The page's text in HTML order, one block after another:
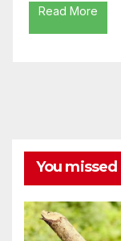
Read More
You missed